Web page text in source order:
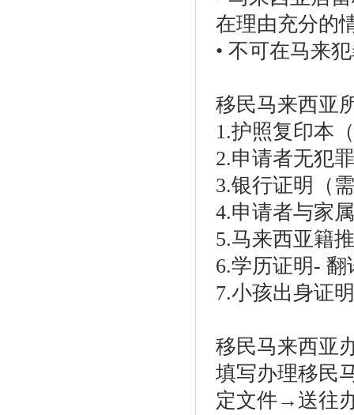
在理由充分的
• 不可在马来
移民马来西亚
1.护照复印本
2.申请者无犯
3.银行证明（
4.申请者与家
5.马来西亚籍
6.学历证明- 翻
7.小孩出身证
移民马来西亚
填写办理移民
定文件→送往